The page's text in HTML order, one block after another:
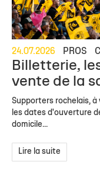
24.07.2026 PROS
Billetterie,
vente de la
Supporters rochelais, à
les dates d'ouverture
domicile...
Lire la suite